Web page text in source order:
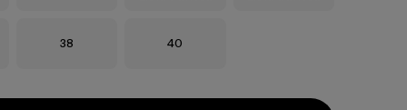
Taglia
38 Taglia
40